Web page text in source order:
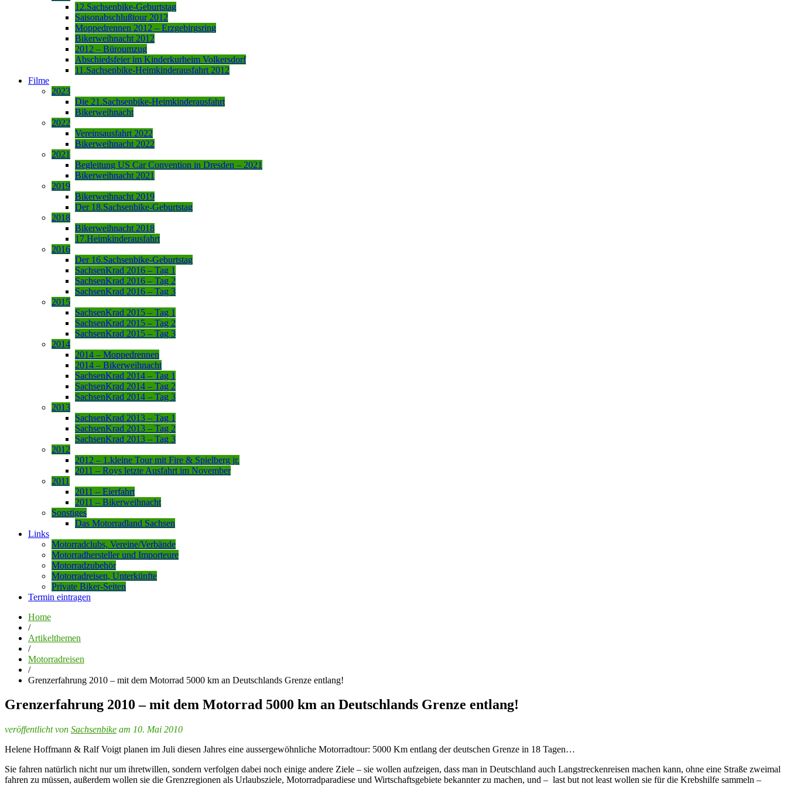
12.Sachsenbike-Geburtstag
Saisonabschlußtour 2012
Moppedrennen 2012 – Erzgebirgsring
Bikerweihnacht 2012
2012 – Büroumzug
Abschiedsfeier im Kinderkurheim Volkersdorf
11.Sachsenbike-Heimkinderausfahrt 2012
Filme
2023
Die 21.Sachsenbike-Heimkinderausfahrt
Bikerweihnacht
2022
Vereinsausfahrt 2022
Bikerweihnacht 2022
2021
Begleitung US Car Convention in Dresden – 2021
Bikerweihnacht 2021
2019
Bikerweihnacht 2019
Der 18.Sachsenbike-Geburtstag
2018
Bikerweihnacht 2018
17.Heimkinderausfahrt
2016
Der 16.Sachsenbike-Geburtstag
SachsenKrad 2016 – Tag 1
SachsenKrad 2016 – Tag 2
SachsenKrad 2016 – Tag 3
2015
SachsenKrad 2015 – Tag 1
SachsenKrad 2015 – Tag 2
SachsenKrad 2015 – Tag 3
2014
2014 – Moppedrennen
2014 – Bikerweihnacht
SachsenKrad 2014 – Tag 1
SachsenKrad 2014 – Tag 2
SachsenKrad 2014 – Tag 3
2013
SachsenKrad 2013 – Tag 1
SachsenKrad 2013 – Tag 2
SachsenKrad 2013 – Tag 3
2012
2012 – 1.kleine Tour mit Fire & Spielberg jr.
2011 – Roys letzte Ausfahrt im November
2011
2011 – Eierfahrt
2011 – Bikerweihnacht
Sonstiges
Das Motorradland Sachsen
Links
Motorradclubs, Vereine/Verbände
Motorradhersteller und Importeure
Motorradzubehör
Motorradreisen, Unterkünfte
Private Biker-Seiten
Termin eintragen
Home
/
Artikelthemen
/
Motorradreisen
/
Grenzerfahrung 2010 – mit dem Motorrad 5000 km an Deutschlands Grenze entlang!
Grenzerfahrung 2010 – mit dem Motorrad 5000 km an Deutschlands Grenze entlang!
veröffentlicht von Sachsenbike am 10. Mai 2010
Helene Hoffmann & Ralf Voigt planen im Juli diesen Jahres eine aussergewöhnliche Motorradtour: 5000 Km entlang der deutschen Grenze in 18 Tagen…
Sie fahren natürlich nicht nur um ihretwillen, sondern verfolgen dabei noch einige andere Ziele – sie wollen aufzeigen, dass man in Deutschland auch Langstreckenreisen machen kann, ohne eine Straße zweimal
fahren zu müssen, außerdem wollen sie die Grenzregionen als Urlaubsziele, Motorradparadiese und Wirtschaftsgebiete bekannter zu machen, und – last but not least wollen sie für die Krebshilfe sammeln –